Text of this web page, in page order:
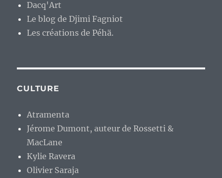
Dacq'Art
Le blog de Djimi Fagniot
Les créations de Péhä.
CULTURE
Atramenta
Jérome Dumont, auteur de Rossetti &
MacLane
Kylie Ravera
Olivier Saraja